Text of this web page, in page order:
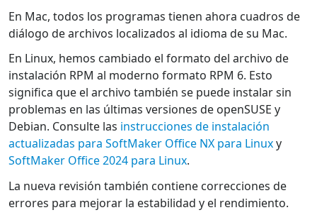
En Mac, todos los programas tienen ahora cuadros de
diálogo de archivos localizados al idioma de su Mac.
En Linux, hemos cambiado el formato del archivo de
instalación RPM al moderno formato RPM 6. Esto
significa que el archivo también se puede instalar sin
problemas en las últimas versiones de openSUSE y
Debian. Consulte las instrucciones de instalación
actualizadas para SoftMaker Office NX para Linuxy
SoftMaker Office 2024 para Linux.
La nueva revisión también contiene correcciones de
errores para mejorar la estabilidad y el rendimiento.